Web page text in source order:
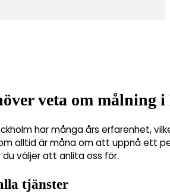
veta om målning i
har många års erfarenhet,
alltid är måna om att uppnå ett
väljer att anlita oss för.
tjänster